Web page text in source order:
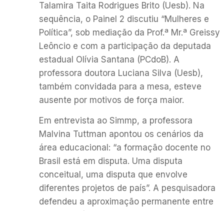
Talamira Taita Rodrigues Brito (Uesb). Na
sequência, o Painel 2 discutiu “Mulheres e
Política”, sob mediação da Prof.ª Mr.ª Greissy
Leôncio e com a participação da deputada
estadual Olívia Santana (PCdoB). A
professora doutora Luciana Silva (Uesb),
também convidada para a mesa, esteve
ausente por motivos de força maior.
Em entrevista ao Simmp, a professora
Malvina Tuttman apontou os cenários da
área educacional: “a formação docente no
Brasil está em disputa. Uma disputa
conceitual, uma disputa que envolve
diferentes projetos de país”. A pesquisadora
defendeu a aproximação permanente entre